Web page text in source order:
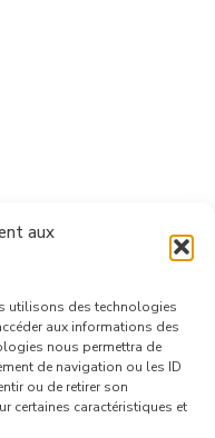
aux
utilisons des technologies
aux informations des
nous permettra de
de navigation ou les ID
ou de retirer son
certaines caractéristiques et